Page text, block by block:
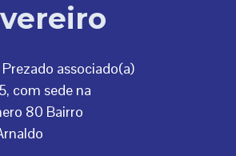
Prezado associado(a)
com sede na
80 Bairro